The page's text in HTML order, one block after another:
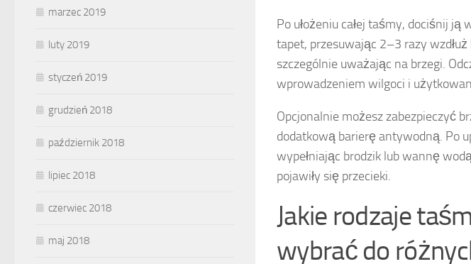
Po ułożeniu całej taśmy, dociśnij ją
tapet, przesuwając 2–3 razy
szczególnie uważając na brzegi.
wprowadzeniem wilgoci i
Opcjonalnie możesz zabezpieczyć
dodatkową barierę antywodną. Po
wypełniając brodzik lub wannę
pojawiły się przecieki.
Jakie rodzaje
wybrać do
marzec 2019
luty 2019
styczeń 2019
grudzień 2018
październik 2018
lipiec 2018
czerwiec 2018
maj 2018